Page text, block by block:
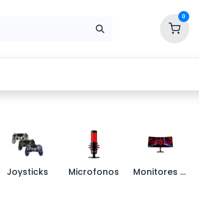
0
Joysticks Microfonos Monitores Gamer